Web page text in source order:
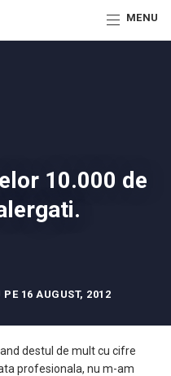
MENU
10.000 de
PE 16 AUGUST, 2012
destul de mult cu cifre
profesionala, nu m-am